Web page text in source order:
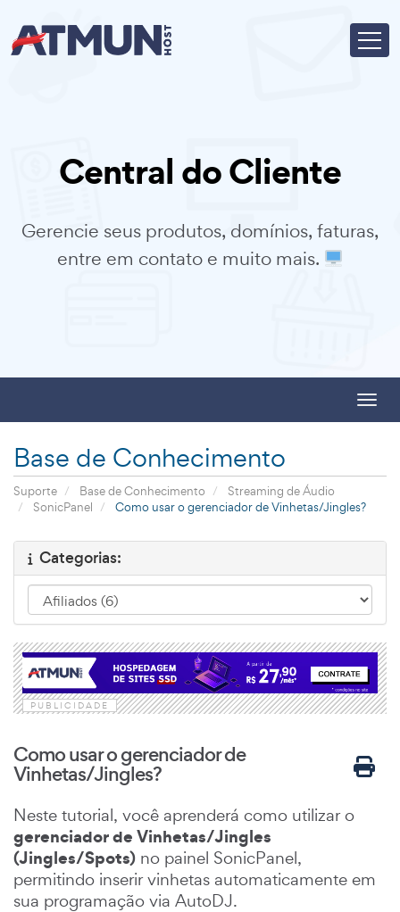
Central do Cliente
Gerencie seus produtos, domínios, faturas,
entre em contato e muito mais.
Base de Conhecimento
Suporte Base de Conhecimento
Streaming de Áudio
SonicPanel
Como usar o gerenciador de Vinhetas/Jingles?
Categorias:
PUBLICIDADE
Como usar o gerenciador de
Vinhetas/Jingles?
Neste tutorial, você aprenderá como utilizar o
gerenciador de Vinhetas/Jingles
(Jingles/Spots) no painel SonicPanel,
permitindo inserir vinhetas automaticamente em
sua programação via AutoDJ.